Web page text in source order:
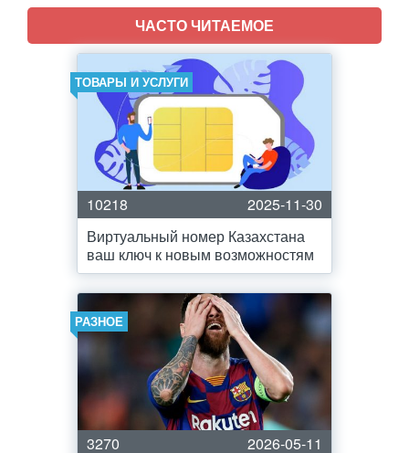
ЧАСТО ЧИТАЕМОЕ
ТОВАРЫ И УСЛУГИ
10218
2025-11-30
Виртуальный номер Казахстана
ваш ключ к новым возможностям
РАЗНОЕ
3270
2026-05-11